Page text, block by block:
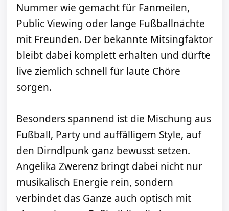
Nummer wie gemacht für Fanmeilen,
Public Viewing oder lange Fußballnächte
mit Freunden. Der bekannte Mitsingfaktor
bleibt dabei komplett erhalten und dürfte
live ziemlich schnell für laute Chöre
sorgen.
Besonders spannend ist die Mischung aus
Fußball, Party und auffälligem Style, auf
den Dirndlpunk ganz bewusst setzen.
Angelika Zwerenz bringt dabei nicht nur
musikalisch Energie rein, sondern
verbindet das Ganze auch optisch mit